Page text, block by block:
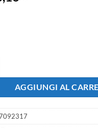
prezzo
AGGIUNGI AL